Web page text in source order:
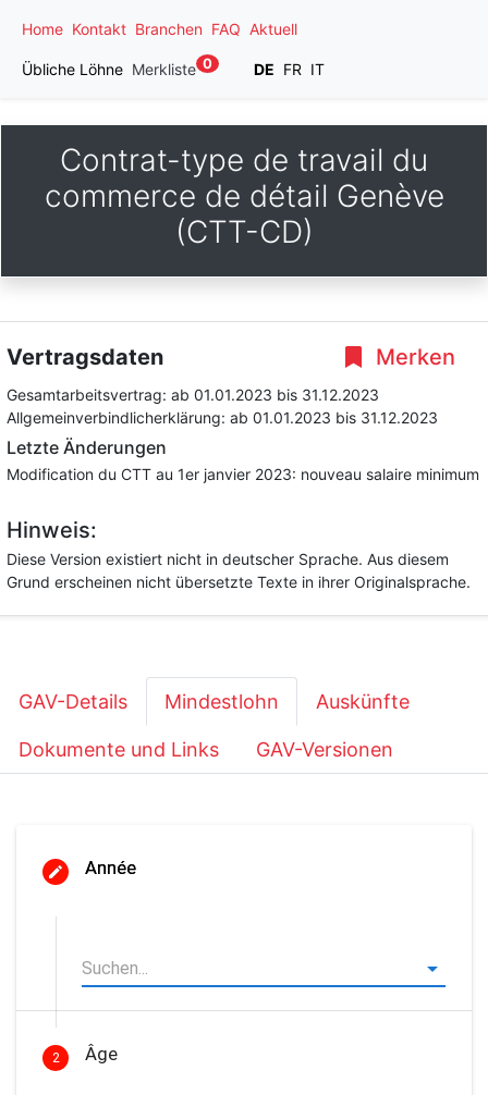
Home Kontakt Branchen FAQ Aktuell
Übliche Löhne Merkliste 0 DE FR IT
Contrat-type de travail du
commerce de détail Genève
(CTT-CD)
Merken
Vertragsdaten
Gesamtarbeitsvertrag: ab 01.01.2023 bis 31.12.2023
Allgemeinverbindlicherklärung: ab 01.01.2023 bis 31.12.2023
Letzte Änderungen
Modification du CTT au 1er janvier 2023: nouveau salaire minimum
Hinweis:
Diese Version existiert nicht in deutscher Sprache. Aus diesem
Grund erscheinen nicht übersetzte Texte in ihrer Originalsprache.
GAV-Details Mindestlohn Auskünfte
Dokumente und Links GAV-Versionen
Année
2 Âge